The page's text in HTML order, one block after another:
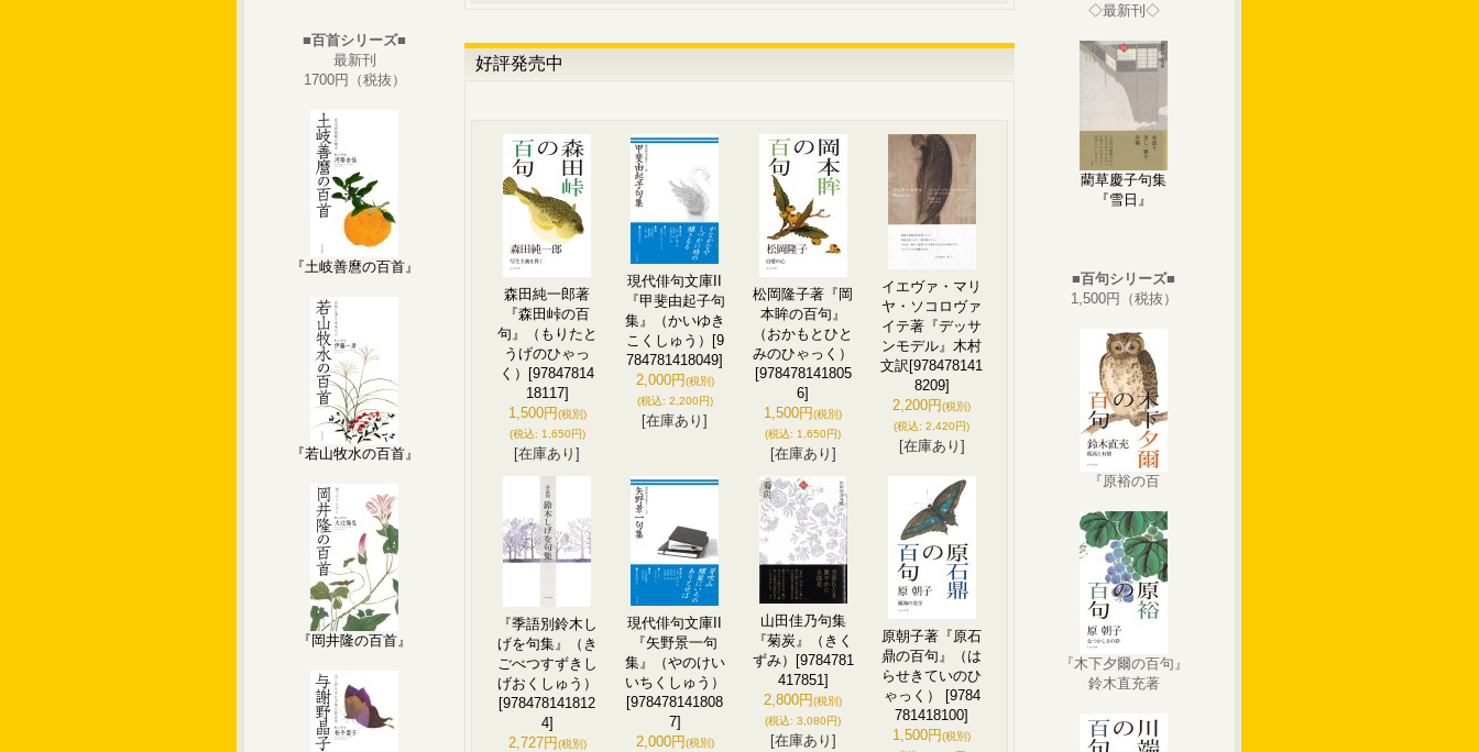
■百首シリーズ■
最新刊
1700円（税抜）
『土岐善麿の百首』
『若山牧水の百首』
『岡井隆の百首』
好評発売中
森田純一郎著
『森田峠の百
句』（もりたと
うげのひゃっ
く）
[97847814
18117]
1,500円(税別)
(税込: 1,650円)
[在庫あり]
現代俳句文庫II
『甲斐由起子句
集』（かいゆき
こくしゅう）
[9
784781418049]
2,000円(税別)
(税込: 2,200円)
[在庫あり]
松岡隆子著『岡
本眸の百句』
（おかもとひと
みのひゃっく）
[978478141805
6]
1,500円(税別)
(税込: 1,650円)
[在庫あり]
イエヴァ・マリ
ヤ・ソコロヴァ
イテ著『デッサ
ンモデル』木村
文訳 [978478141
8209]
2,200円(税別)
(税込: 2,420円)
[在庫あり]
『季語別鈴木し
げを句集』（き
ごべつすずきし
げおくしゅう）
[978478141812
4]
2,727円(税別)
現代俳句文庫II
『矢野景一句
集』（やのけい
いちくしゅう）
[978478141808
7]
2,000円(税別)
山田佳乃句集
『菊炭』（きく
ずみ）
[9784781
417851]
2,800円(税別)
(税込: 3,080円)
[在庫あり]
原朝子著『原石
鼎の百句』（は
らせきていのひ
ゃっく）
[9784
781418100]
1,500円(税別)
◇最新刊◇
藺草慶子句集
『雪日』
■百句シリーズ■
1,500円（税抜）
『原裕の百
『木下夕爾の百句』
鈴木直充著